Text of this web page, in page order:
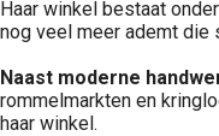
Haar winkel bestaat
nog veel meer ademt die
Naast moderne
rommelmarkten en
haar winkel.